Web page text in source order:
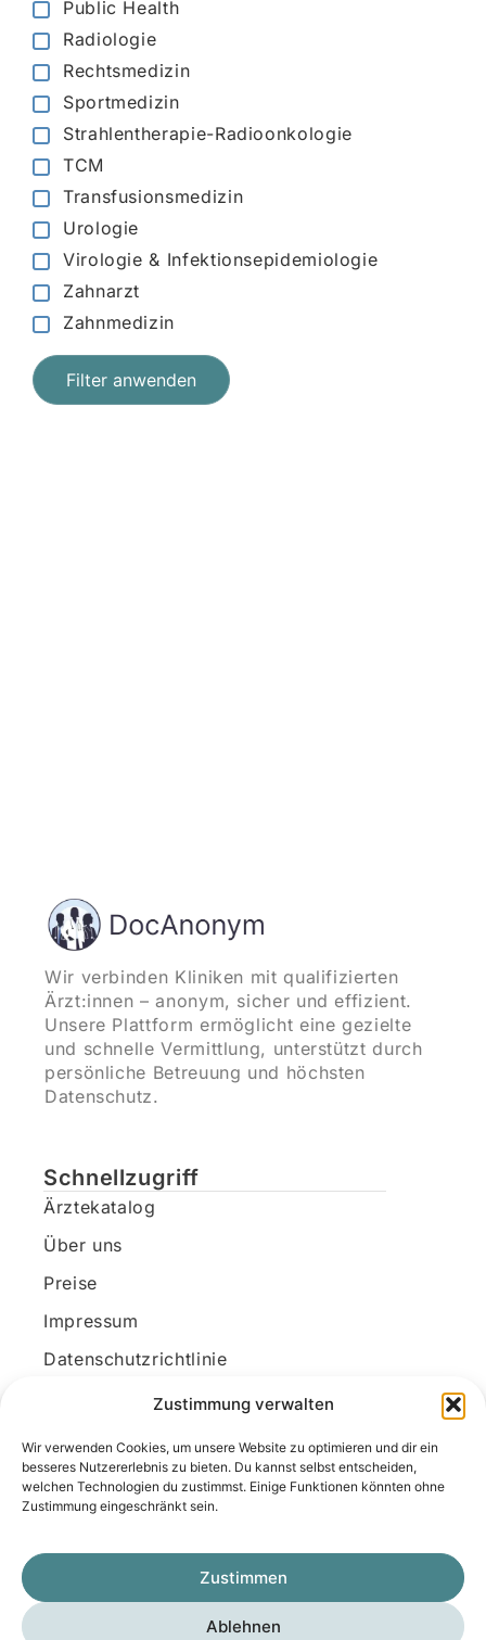
Zustimmung verwalten
Wir verwenden Cookies, um unsere Website zu optimieren und dir ein
besseres Nutzererlebnis zu bieten. Du kannst selbst entscheiden,
welchen Technologien du zustimmst. Einige Funktionen könnten ohne
Zustimmung eingeschränkt sein.
Zustimmen
Ablehnen
Public Health
Radiologie
Rechtsmedizin
Sportmedizin
Strahlentherapie-Radioonkologie
TCM
Transfusionsmedizin
Urologie
Virologie & Infektionsepidemiologie
Zahnarzt
Zahnmedizin
Filter anwenden
Wir verbinden Kliniken mit qualifizierten
Ärzt:innen – anonym, sicher und effizient.
Unsere Plattform ermöglicht eine gezielte
und schnelle Vermittlung, unterstützt durch
persönliche Betreuung und höchsten
Datenschutz.
Schnellzugriff
Ärztekatalog
Über uns
Preise
Impressum
Datenschutzrichtlinie
Kundenkonto
Unsere Kontaktdaten
E-Mail: kontakt@docanonym.com
am Traunsee, Österreich